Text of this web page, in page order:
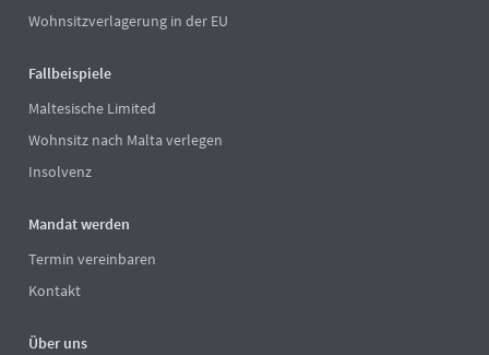
Wohnsitzverlagerung in der EU
Fallbeispiele
Maltesische Limited
Wohnsitz nach Malta verlegen
Insolvenz
Mandat werden
Termin vereinbaren
Kontakt
Über uns